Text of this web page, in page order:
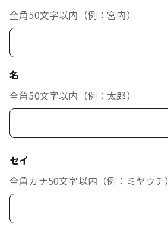
全角50文字以内（例：宮内）
名
全角50文字以内（例：太郎）
セイ
全角カナ50文字以内（例：ミヤウチ）